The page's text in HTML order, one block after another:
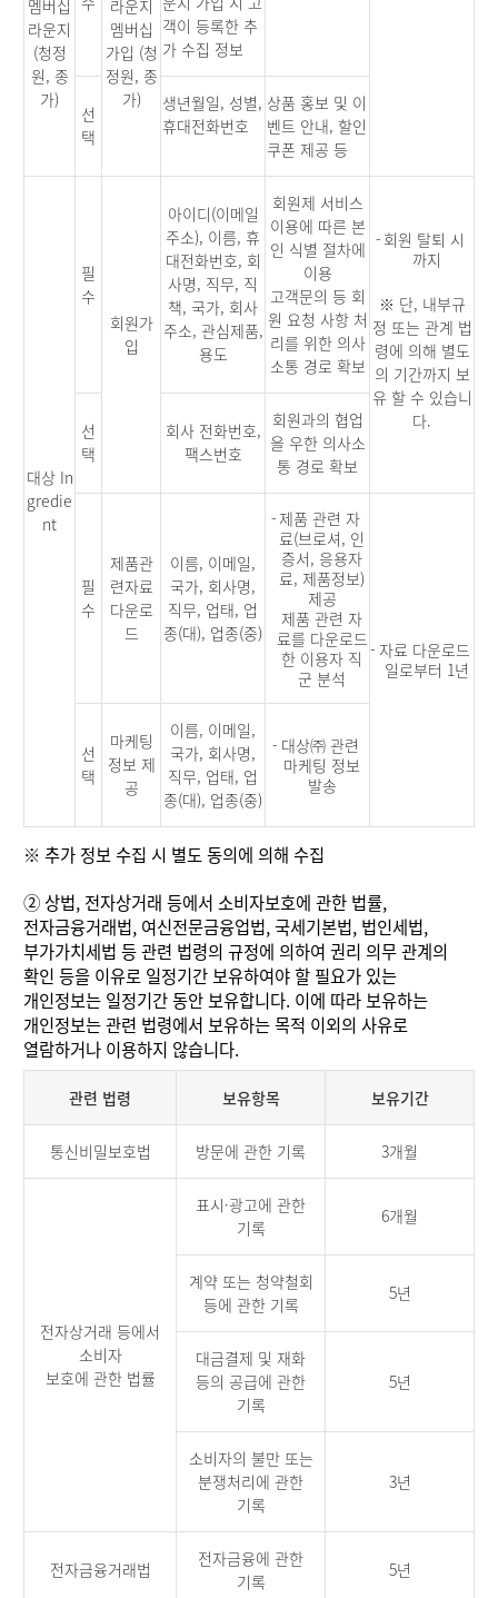
멤버십
라운지
(청정
원, 종
가)
라운지
멤버십
가입 (청
정원, 종
가)
객이 등록한 추
가 수집 정보
선
택
생년월일, 성별,
휴대전화번호
상품 홍보 및 이
벤트 안내, 할인
쿠폰 제공 등
대상 In
gredie
nt
필
수
회원가
입
아이디(이메일
주소), 이름, 휴
대전화번호, 회
사명, 직무, 직
책, 국가, 회사
주소, 관심제품,
용도
회원제 서비스
이용에 따른 본
인 식별 절차에
이용
고객문의 등 회
원 요청 사항 처
리를 위한 의사
소통 경로 확보
- 회원 탈퇴 시
까지
※ 단, 내부규
정 또는 관계 법
령에 의해 별도
의 기간까지 보
유 할 수 있습니
다.
선
택
회사 전화번호,
팩스번호
회원과의 협업
을 우한 의사소
통 경로 확보
필
수
제품관
련자료
다운로
드
이름, 이메일,
국가, 회사명,
직무, 업태, 업
종(대), 업종(중)
- 제품 관련 자
료(브로셔, 인
증서, 응용자
료, 제품정보)
제공
제품 관련 자
료를 다운로드
한 이용자 직
군 분석
- 자료 다운로드
일로부터 1년
선
택
마케팅
정보 제
공
이름, 이메일,
국가, 회사명,
직무, 업태, 업
종(대), 업종(중)
- 대상㈜ 관련
마케팅 정보
발송
※ 추가 정보 수집 시 별도 동의에 의해 수집
② 상법, 전자상거래 등에서 소비자보호에 관한 법률,
전자금융거래법, 여신전문금융업법, 국세기본법, 법인세법,
부가가치세법 등 관련 법령의 규정에 의하여 권리 의무 관계의
확인 등을 이유로 일정기간 보유하여야 할 필요가 있는
개인정보는 일정기간 동안 보유합니다. 이에 따라 보유하는
개인정보는 관련 법령에서 보유하는 목적 이외의 사유로
열람하거나 이용하지 않습니다.
관련 법령 보유항목 보유기간
통신비밀보호법 방문에 관한 기록 3개월
전자상거래 등에서
소비자
보호에 관한 법률
표시·광고에 관한
기록
6개월
계약 또는 청약철회
등에 관한 기록
5년
대금결제 및 재화
등의 공급에 관한
기록
5년
소비자의 불만 또는
분쟁처리에 관한
기록
3년
전자금융거래법
전자금융에 관한
기록
5년